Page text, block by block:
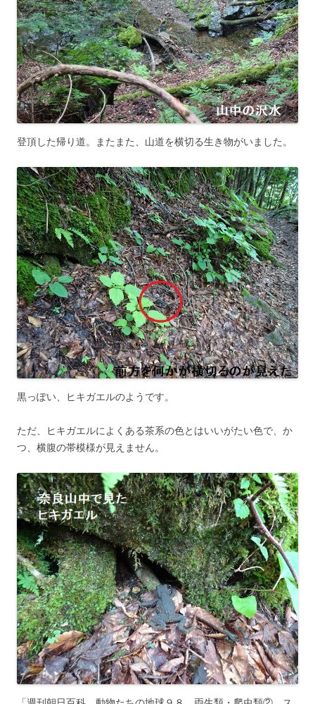
登頂した帰り道。またまた、山道を横切る生き物がいました。
黒っぽい、ヒキガエルのようです。
ただ、ヒキガエルによくある茶系の色とはいいがたい色で、か
つ、横腹の帯模様が見えません。